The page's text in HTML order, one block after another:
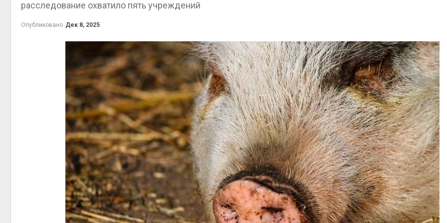
расследование охватило пять учреждений
Опубликовано Дек 8, 2025потребовало ускорить
объектов и уборку
контейнерных площадок
Панамский канал вновь
ограничивает загрузку
судов из-за дефицита
пресной воды
Авг 6, 2026
В китайской провинции
Шэньси из-за паводков
эвакуировали более 140
тыс. человек
Авг 6, 2026
МЕГА и ВкусВилл
установили
экообменники для сбора
Авг 7, 2026
Камы в августе может
превысить норму почти в
полтора раза
Авг 7, 2026
Евросоюз потребовал
увеличить вложения в
защиту природы на фоне
роста ущерба от пожаров
Авг 7, 2026
Дом из старых шин
может обходиться без
кондиционера и почти
без отопления
Авг 7, 2026
Камчатские северные
олени набирают вес
полигоне:
обращения с
Авг 7, 2026
масштабном
из-за
пены
Авг 7, 2026
Названы
России по
года
Авг 7, 2026
Тайфун,